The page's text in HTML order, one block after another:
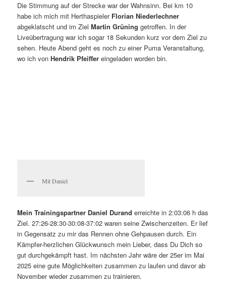
Die Stimmung auf der Strecke war der Wahnsinn. Bei km 10
habe ich mich mit Herthaspieler Florian Niederlechner
abgeklatscht und im ZielMartin Grüning getroffen. In der
Liveübertragung war ich sogar 18 Sekunden kurz vor dem Ziel zu
sehen. Heute Abend geht es noch zu einer Puma Veranstaltung,
wo ich vonHendrik Pfeiffer eingeladen worden bin.
Mit Daniel
Mein Trainingspartner Daniel Duranderreichte in 2:03:06 h das
Ziel. 27:26-28:30-30:08-37:02 waren seine Zwischenzeiten. Er lief
in Gegensatz zu mir das Rennen ohne Gehpausen durch. Ein
Kämpfer-herzlichen Glückwunsch mein Lieber, dass Du Dich so
gut durchgekämpft hast. Im nächsten Jahr wäre der 25er im Mai
2025 eine gute Möglichkeiten zusammen zu laufen und davor ab
November wieder zusammen zu trainieren.